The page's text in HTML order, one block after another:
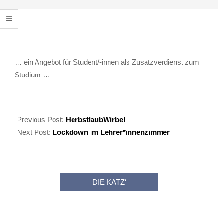
… ein Angebot für Student/-innen als Zusatzverdienst zum
Studium …
12-
16
Previous Post: HerbstlaubWirbel
Next Post: Lockdown im Lehrer*innenzimmer
DIE KATZ‘